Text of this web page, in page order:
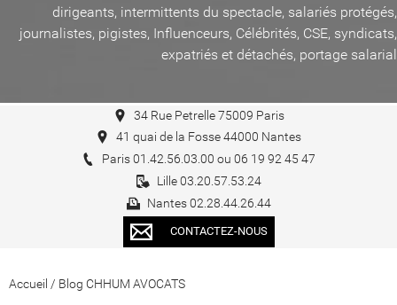
dirigeants, intermittents du spectacle, salariés protégés,
journalistes, pigistes, Influenceurs, Célébrités, CSE, syndicats,
expatriés et détachés, portage salarial
34 Rue Petrelle 75009 Paris
41 quai de la Fosse 44000 Nantes
Paris 01.42.56.03.00 ou 06 19 92 45 47
Lille 03.20.57.53.24
Nantes 02.28.44.26.44
CONTACTEZ-NOUS
Accueil / Blog CHHUM AVOCATS